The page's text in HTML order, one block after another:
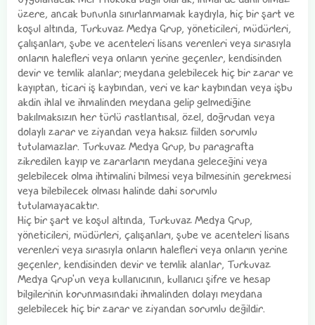
üzere, ancak bununla sınırlanmamak kaydıyla, hiç bir şart ve
koşul altında, Turkuvaz Medya Grup, yöneticileri, müdürleri,
çalışanları, şube ve acenteleri lisans verenleri veya sırasıyla
onların halefleri veya onların yerine geçenler, kendisinden
devir ve temlik alanlar; meydana gelebilecek hiç bir zarar ve
kayıptan, ticari iş kaybından, veri ve kar kaybından veya işbu
akdin ihlal ve ihmalinden meydana gelip gelmediğine
bakılmaksızın her türlü rastlantısal, özel, doğrudan veya
dolaylı zarar ve ziyandan veya haksız fiilden sorumlu
tutulamazlar. Turkuvaz Medya Grup, bu paragrafta
zikredilen kayıp ve zararların meydana geleceğini veya
gelebilecek olma ihtimalini bilmesi veya bilmesinin gerekmesi
veya bilebilecek olması halinde dahi sorumlu
tutulamayacaktır.
Hiç bir şart ve koşul altında, Turkuvaz Medya Grup,
yöneticileri, müdürleri, çalışanları, şube ve acenteleri lisans
verenleri veya sırasıyla onların halefleri veya onların yerine
geçenler, kendisinden devir ve temlik alanlar, Turkuvaz
Medya Grup'un veya kullanıcının, kullanıcı şifre ve hesap
bilgilerinin korunmasındaki ihmalinden dolayı meydana
gelebilecek hiç bir zarar ve ziyandan sorumlu değildir.